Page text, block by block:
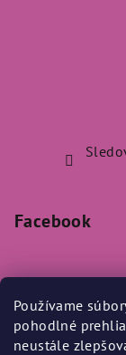
Používame
pohodlné
neustále
Facebook
Prijímame